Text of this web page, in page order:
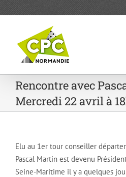
Rencontre avec
Mercredi 22 avril à
Elu au 1er tour conseiller
Pascal Martin est devenu
Seine-Maritime il y a quelques